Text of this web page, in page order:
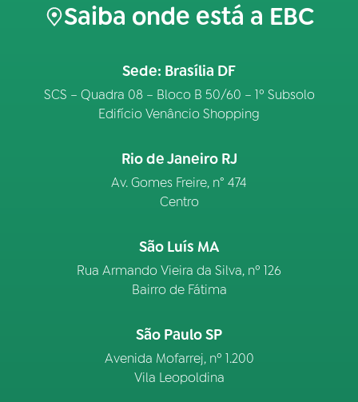
Saiba onde está a EBC
Sede: Brasília DF
SCS – Quadra 08 – Bloco B 50/60 – 1º Subsolo
Edifício Venâncio Shopping
Rio de Janeiro RJ
Av. Gomes Freire, n° 474
Centro
São Luís MA
Rua Armando Vieira da Silva, nº 126
Bairro de Fátima
São Paulo SP
Avenida Mofarrej, nº 1.200
Vila Leopoldina